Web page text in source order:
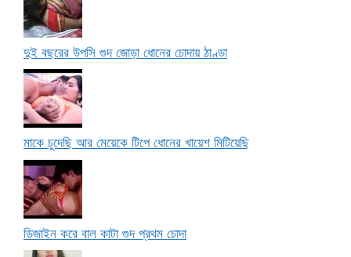
দুই বছরের উপসি গুদ জোড়া ধোনের চোদায় ঠাণ্ডা
মাকে চুদেছি আর মেয়েকে টিপে ধোনের খায়েশ মিটিয়েছি
ডিজাইন করে বাল কাটা গুদ প্রথম চোদা